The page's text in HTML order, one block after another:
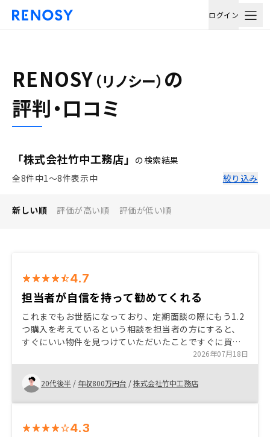
ログイン
RENOSY （リノシー） の
評判・口コミ
「株式会社竹中工務店」 の検索結果
全8件中1〜8件表示中
絞り込み
新しい順 評価が高い順 評価が低い順
4.7
担当者が自信を持って勧めてくれる
これまでもお世話になっており、定期面談の際にもう1.2
つ購入を考えているという相談を担当者の方にすると、
すぐにいい物件を見つけていただいたことですぐに買う
決断をすることができた 素早い対応をしてもらえること
が一番大きかったです。
2026年07月18日
20代後半 / 年収800万円台 /株式会社竹中工務店
4.3